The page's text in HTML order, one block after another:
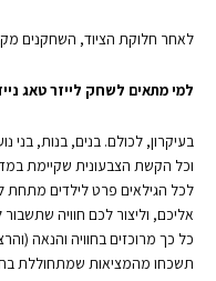
לאחר חלוקת הציוד, השחקנים
למי מתאים לשחק לייזר טאג
בעיקרון, לכולם. בנים, בנות, בני
וכל הקשת הצבעונית שקיימת
אליכם, וליצור לכם חוויה
כל כך מרוכזים בחוויה והנאה
תשכחו מהמציאות שמתחוללת